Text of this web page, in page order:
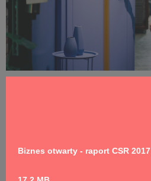
Targi PORTA 30-lecie
Biznes otwarty - raport CSR 2017